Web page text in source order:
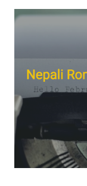
इन्स्टाग्राम आदि
मैचासमेत गरी आठ
नेपाली किबोर्डको
सकिन्छ । थिम
थिम पनि थपिएको छ
मन पर्ने थिम छान्न
डिजाइनमा